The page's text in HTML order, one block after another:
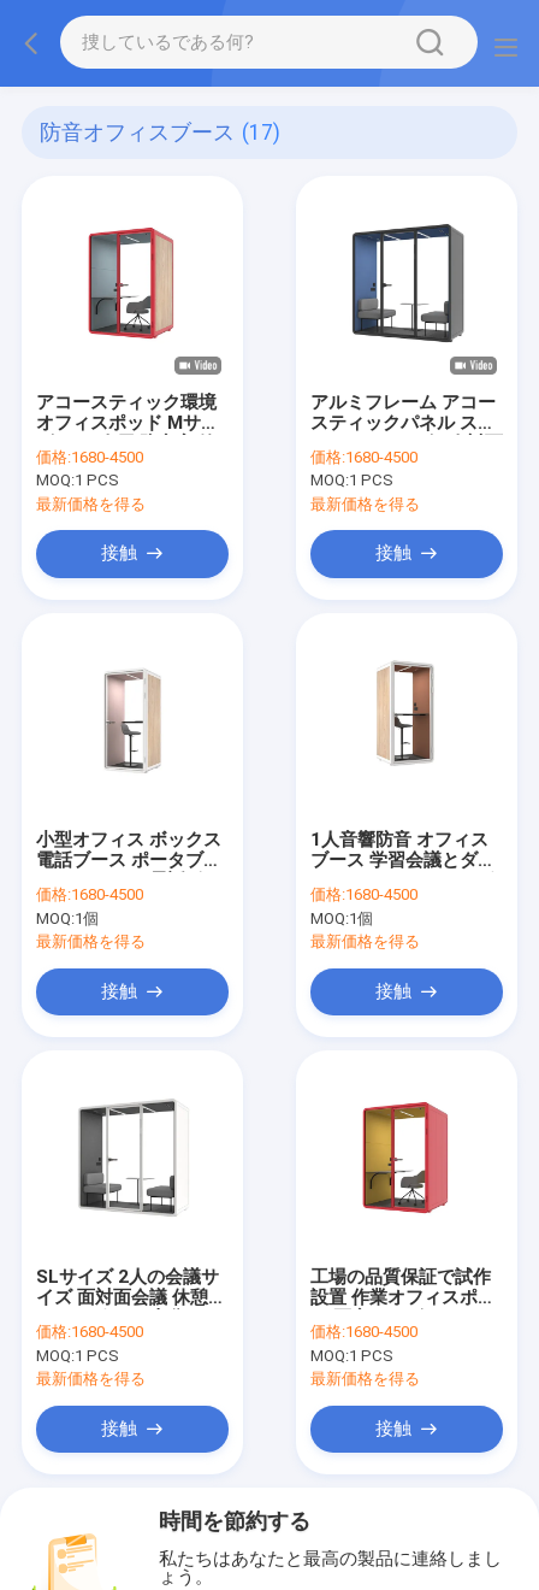
防音オフィスブース (17)
アコースティック環境
オフィスポッド Mサイ
かな部屋
価格:1680-4500
MOQ:1 PCS
最新価格を得る
接触
アルミフレーム アコー
スティックパネル スチ
会議のための防音オフ
ィスブース
価格:1680-4500
MOQ:1 PCS
最新価格を得る
接触
小型オフィス ボックス
電話ブース ポータブル
クス プライベート ワー
ク スペース 会議 スリ
ーピング 移動式 オフィ
価格:1680-4500
MOQ:1個
最新価格を得る
接触
1人音響防音 オフィス
ブース 学習会議とダン
ッド プライベートスペ
ース
価格:1680-4500
MOQ:1個
最新価格を得る
接触
SLサイズ 2人の会議サ
イズ 面対面会議 休憩オ
ペース
価格:1680-4500
MOQ:1 PCS
最新価格を得る
接触
工場の品質保証で試作
設置 作業オフィスポッ
に
価格:1680-4500
MOQ:1 PCS
最新価格を得る
接触
時間を節約する
私たちはあなたと最高の製品に連絡しまし
ょう。